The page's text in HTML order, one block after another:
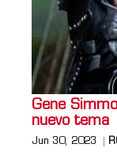
Gene
nuevo tema
Jun 30, 2023